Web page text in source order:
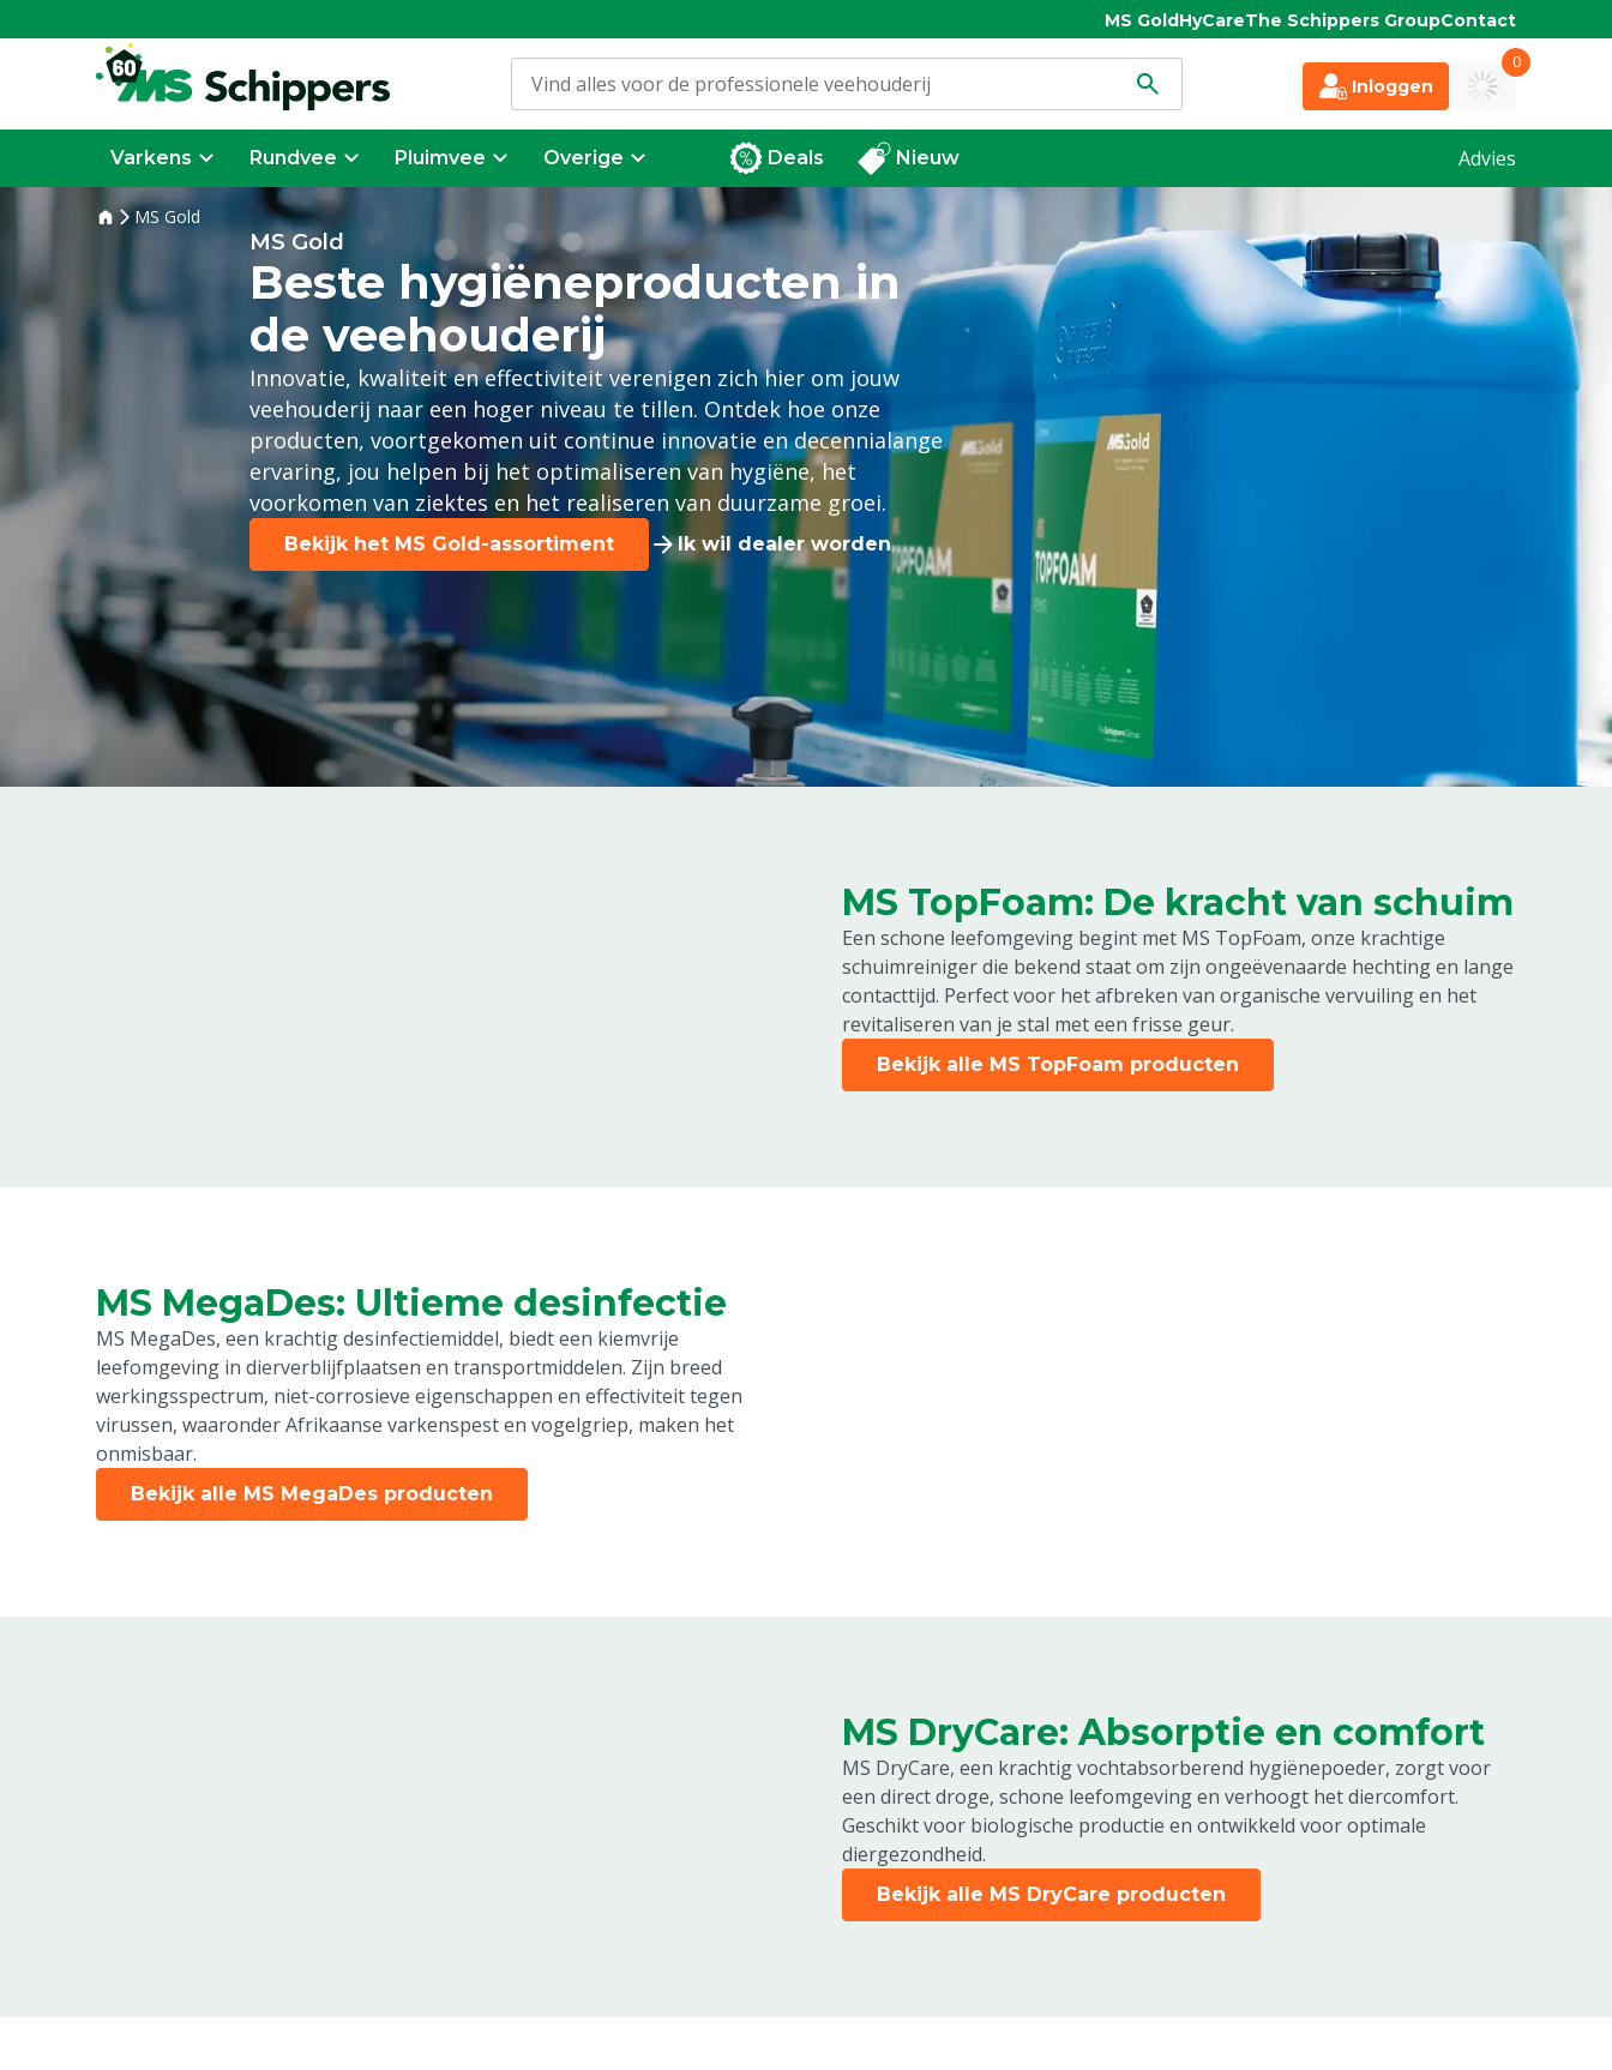
MS GoldHyCareThe Schippers GroupContact
Inloggen
0
Varkens Rundvee Pluimvee Overige Deals Nieuw Advies
MS Gold
MS Gold
Beste hygiëneproducten in
de veehouderij
Innovatie, kwaliteit en effectiviteit verenigen zich hier om jouw
veehouderij naar een hoger niveau te tillen. Ontdek hoe onze
producten, voortgekomen uit continue innovatie en decennialange
ervaring, jou helpen bij het optimaliseren van hygiëne, het
voorkomen van ziektes en het realiseren van duurzame groei.
Bekijk het MS Gold-assortiment Ik wil dealer worden
MS TopFoam: De kracht van schuim
Een schone leefomgeving begint met MS TopFoam, onze krachtige
schuimreiniger die bekend staat om zijn ongeëvenaarde hechting en lange
contacttijd. Perfect voor het afbreken van organische vervuiling en het
revitaliseren van je stal met een frisse geur.
Bekijk alle MS TopFoam producten
MS MegaDes: Ultieme desinfectie
MS MegaDes, een krachtig desinfectiemiddel, biedt een kiemvrije
leefomgeving in dierverblijfplaatsen en transportmiddelen. Zijn breed
werkingsspectrum, niet-corrosieve eigenschappen en effectiviteit tegen
virussen, waaronder Afrikaanse varkenspest en vogelgriep, maken het
onmisbaar.
Bekijk alle MS MegaDes producten
MS DryCare: Absorptie en comfort
MS DryCare, een krachtig vochtabsorberend hygiënepoeder, zorgt voor
een direct droge, schone leefomgeving en verhoogt het diercomfort.
Geschikt voor biologische productie en ontwikkeld voor optimale
diergezondheid.
Bekijk alle MS DryCare producten